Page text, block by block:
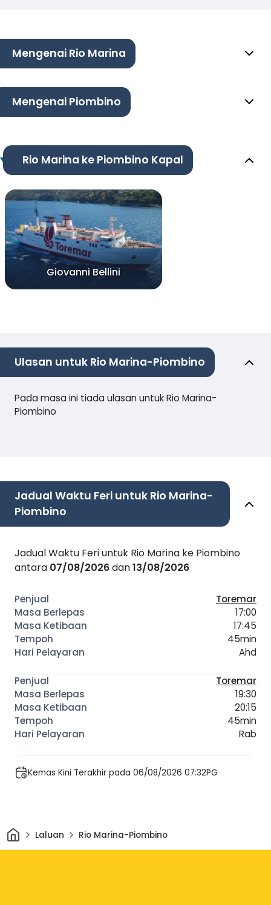
Mengenai Rio Marina
Mengenai Piombino
Rio Marina ke Piombino Kapal
Giovanni Bellini
Ulasan untuk Rio Marina-Piombino
Pada masa ini tiada ulasan untuk Rio Marina-
Piombino
Jadual Waktu Feri untuk Rio Marina-
Piombino
Jadual Waktu Feri untuk Rio Marina ke Piombino
antara 07/08/2026dan13/08/2026
Toremar
17:00
17:45
45min
Ahd
Toremar
19:30
20:15
45min
Rab
Kemas Kini Terakhir pada 06/08/2026 07:32PG
Rumah
Laluan Rio Marina-Piombino